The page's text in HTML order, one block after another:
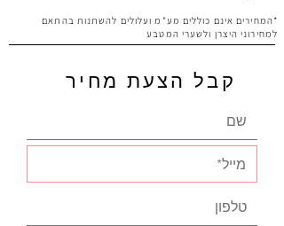
*המחירים אינם כוללים מע"מ ועלולים להשתנות בהתאם
למחירוני היצרן ולשערי המטבע
קבל הצעת מחיר